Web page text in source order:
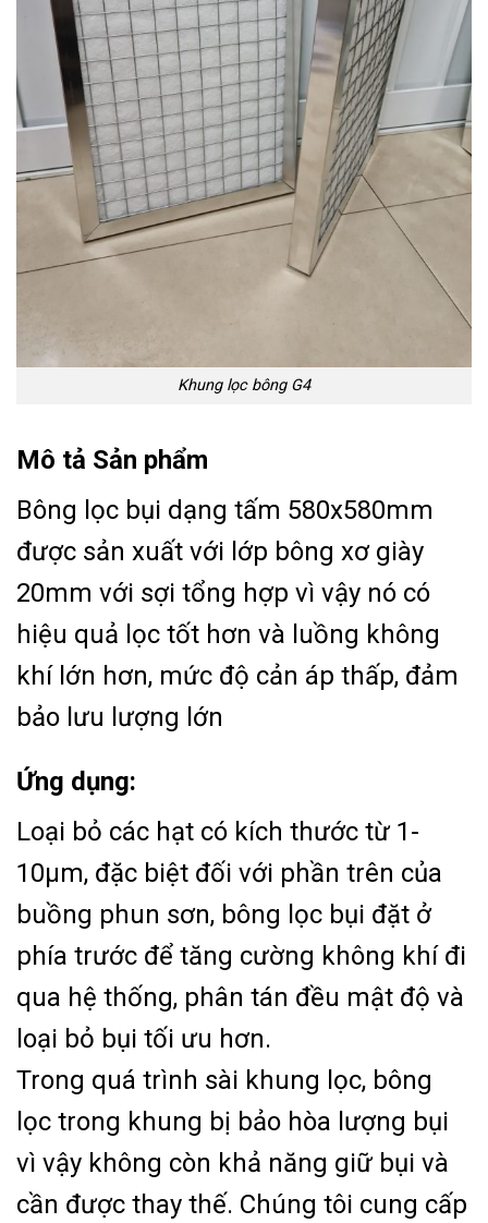
Khung lọc bông G4
Mô tả Sản phẩm
Bông lọc bụi dạng tấm 580x580mm
được sản xuất với lớp bông xơ giày
20mm với sợi tổng hợp vì vậy nó có
hiệu quả lọc tốt hơn và luồng không
khí lớn hơn, mức độ cản áp thấp, đảm
bảo lưu lượng lớn
Ứng dụng:
Loại bỏ các hạt có kích thước từ 1-
10μm, đặc biệt đối với phần trên của
buồng phun sơn, bông lọc bụi đặt ở
phía trước để tăng cường không khí đi
qua hệ thống, phân tán đều mật độ và
loại bỏ bụi tối ưu hơn.
Trong quá trình sài khung lọc, bông
lọc trong khung bị bảo hòa lượng bụi
vì vậy không còn khả năng giữ bụi và
cần được thay thế. Chúng tôi cung cấp